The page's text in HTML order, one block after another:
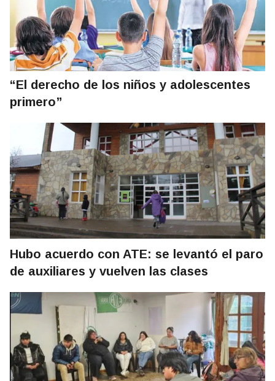
“El derecho de los niños y adolescentes
primero”
Hubo acuerdo con ATE: se levantó el paro
de auxiliares y vuelven las clases